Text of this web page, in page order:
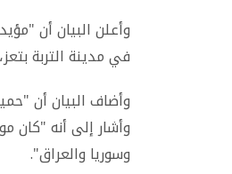
وأعلن البيان أن
في مدينة التربة
وأضاف البيان أن
وسوريا والعراق".